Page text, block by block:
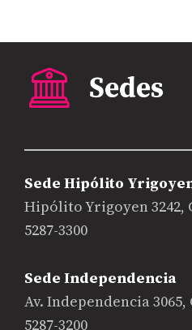
Sede Hipólito
Hipólito Yrigoyen 3242,
5287-3300
Sede Independencia
Av. Independencia 3065,
5287-3200